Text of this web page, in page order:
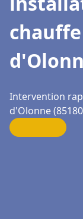
Intervention
d'Olonne